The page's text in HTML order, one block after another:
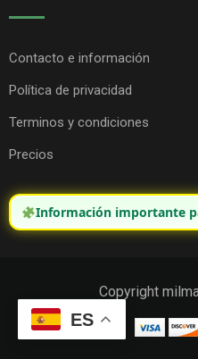
Contacto e información
Política de privacidad
Terminos y condiciones
Precios
Información importante
Copyright
ES